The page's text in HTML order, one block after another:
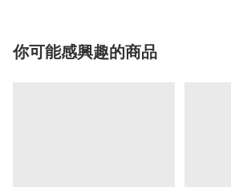
你可能感興趣的商品